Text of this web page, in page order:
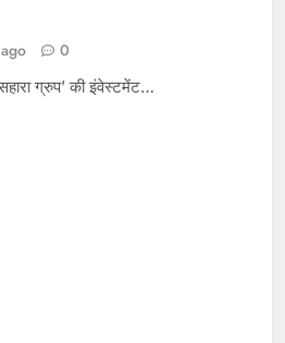
0
ग्रुप’ की इंवेस्टमेंट…